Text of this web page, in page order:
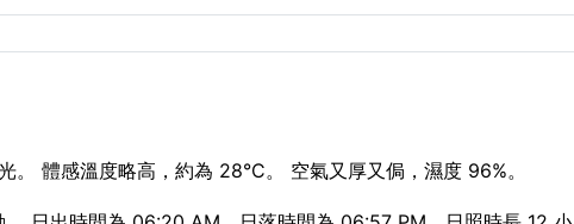
體感溫度略高，約為 28°C。 空氣又厚又侷，濕度 96%。